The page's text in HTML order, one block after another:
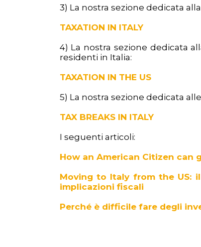
3) La nostra sezione dedicata
TAXATION IN ITALY
4) La nostra sezione dedicata
residenti in Italia:
TAXATION IN THE US
5) La nostra sezione dedicata
TAX BREAKS IN ITALY
I seguenti articoli:
How an American Citizen can
Moving to Italy from the US:
implicazioni fiscali
Perché è difficile fare degli